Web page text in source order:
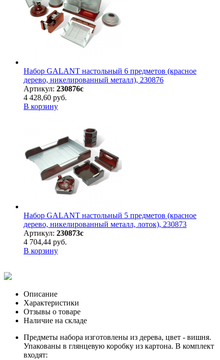
Набор GALANT настольный 6 предметов (красное
дерево, никелированный металл), 230876
Артикул: 230876с
4 428,60 руб.
В корзину
Набор GALANT настольный 5 предметов (красное
дерево, никелированный металл, лоток), 230873
Артикул: 230873с
4 704,44 руб.
В корзину
Описание
Характеристики
Отзывы о товаре
Наличие на складе
Предметы набора изготовлены из дерева, цвет - вишня.
Упакованы в глянцевую коробку из картона. В комплект
входят: